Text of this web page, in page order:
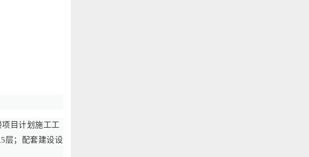
目计划施工工
层；配套建设设